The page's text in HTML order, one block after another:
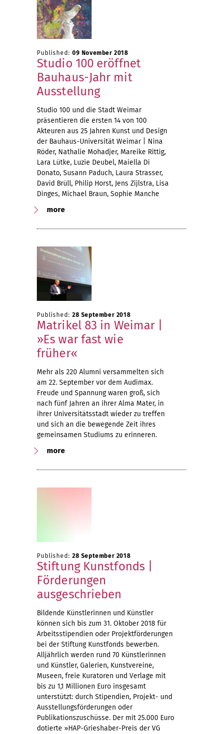
Published: 09 November 2018
Studio 100 eröffnet
Bauhaus-Jahr mit
Ausstellung
Studio 100 und die Stadt Weimar
präsentieren die ersten 14 von 100
Akteuren aus 25 Jahren Kunst und Design
der Bauhaus-Universität Weimar | Nina
Röder, Nathalie Mohadjer, Mareike Rittig,
Lara Lütke, Luzie Deubel, Maiella Di
Donato, Susann Paduch, Laura Strasser,
David Brüll, Philip Horst, Jens Zijlstra, Lisa
Dinges, Michael Braun, Sophie Manche
more
Published: 28 September 2018
Matrikel 83 in Weimar |
»Es war fast wie
früher«
Mehr als 220 Alumni versammelten sich
am 22. September vor dem Audimax.
Freude und Spannung waren groß, sich
nach fünf Jahren an ihrer Alma Mater, in
ihrer Universitätsstadt wieder zu treffen
und sich an die bewegende Zeit ihres
gemeinsamen Studiums zu erinneren.
more
Published: 28 September 2018
Stiftung Kunstfonds |
Förderungen
ausgeschrieben
Bildende Künstlerinnen und Künstler
können sich bis zum 31. Oktober 2018 für
Arbeitsstipendien oder Projektförderungen
bei der Stiftung Kunstfonds bewerben.
Alljährlich werden rund 70 Künstlerinnen
und Künstler, Galerien, Kunstvereine,
Museen, freie Kuratoren und Verlage mit
bis zu 1,1 Millionen Euro insgesamt
unterstützt: durch Stipendien, Projekt- und
Ausstellungsförderungen oder
Publikationszuschüsse. Der mit 25.000 Euro
dotierte »HAP-Grieshaber-Preis der VG